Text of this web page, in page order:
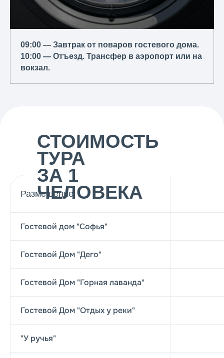
09:00 — Завтрак от поваров гостевого дома.
10:00 — Отъезд. Трансфер в аэропорт или на
вокзал.
СТОИМОСТЬ
ТУРА
ЗА 1
ЧЕЛОВЕКА
Размещение
Гостевой дом "Софья"
Гостевой Дом "Дего"
Гостевой Дом "Горная лаванда"
Гостевой Дом "Отдых у реки"
"У ручья"